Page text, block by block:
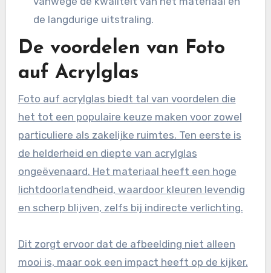
de langdurige uitstraling.
De voordelen van Foto
auf Acrylglas
Foto auf acrylglas biedt tal van voordelen die
het tot een populaire keuze maken voor zowel
particuliere als zakelijke ruimtes. Ten eerste is
de helderheid en diepte van acrylglas
ongeëvenaard. Het materiaal heeft een hoge
lichtdoorlatendheid, waardoor kleuren levendig
en scherp blijven, zelfs bij indirecte verlichting.
Dit zorgt ervoor dat de afbeelding niet alleen
mooi is, maar ook een impact heeft op de kijker.